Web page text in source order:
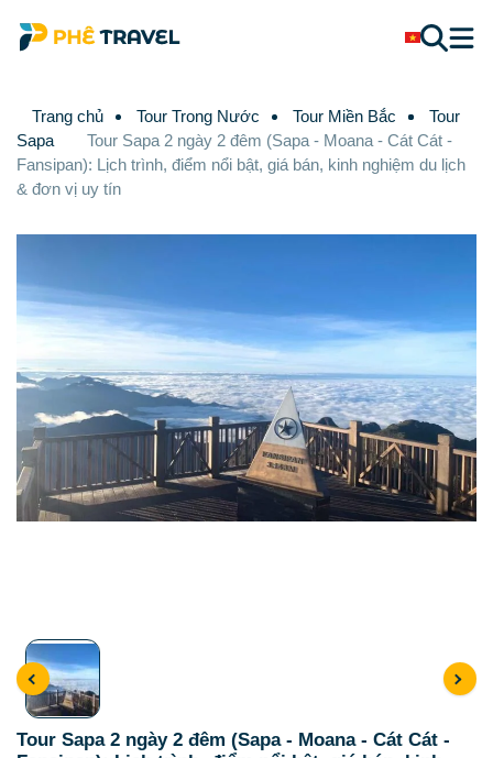
Trang chủ Tour Trong Nước Tour Miền Bắc
Tour
Sapa
Tour Sapa 2 ngày 2 đêm (Sapa - Moana - Cát Cát -
Fansipan): Lịch trình, điểm nổi bật, giá bán, kinh nghiệm du lịch
& đơn vị uy tín
Tour Sapa 2 ngày 2 đêm (Sapa - Moana - Cát Cát -